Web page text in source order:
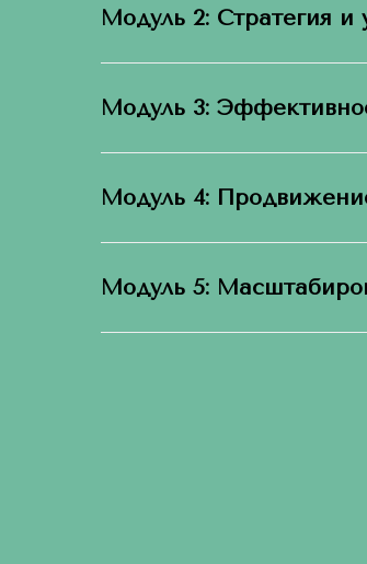
Модуль 2: Стратегия и
Модуль 3:
Модуль 4:
Модуль 5: